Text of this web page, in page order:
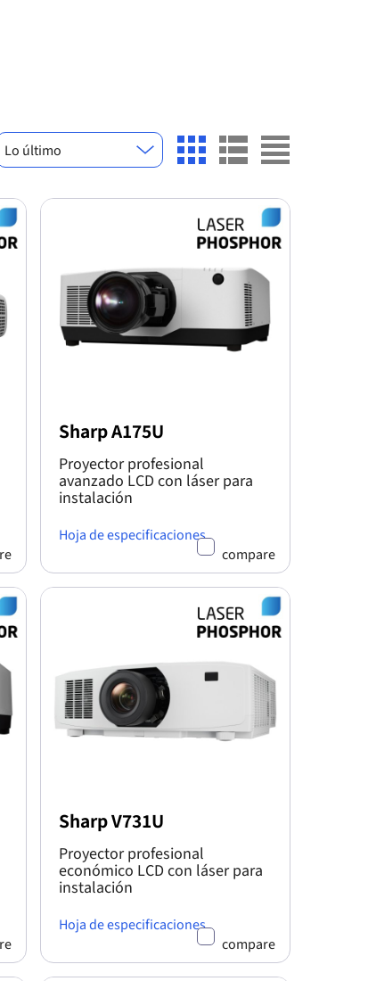
Lo último
Sharp A175U
Proyector profesional
avanzado LCD con láser para
instalación
Hoja de especificaciones
compare
Sharp V731U
Proyector profesional
económico LCD con láser para
instalación
Hoja de especificaciones
compare